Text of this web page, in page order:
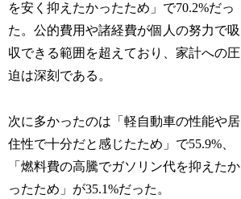
を安く抑えたかったため」で70.2%だっ
た。公的費用や諸経費が個人の努力で吸
収できる範囲を超えており、家計への圧
迫は深刻である。
次に多かったのは「軽自動車の性能や居
住性で十分だと感じたため」で55.9%、
「燃料費の高騰でガソリン代を抑えたか
ったため」が35.1%だった。